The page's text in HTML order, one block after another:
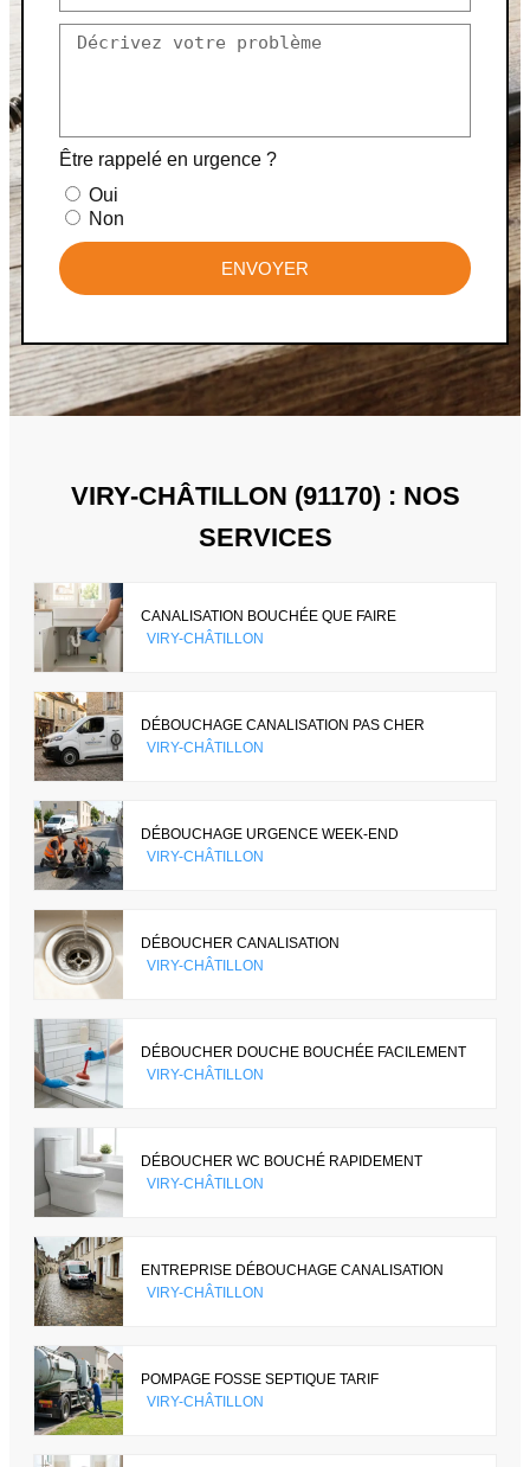
Être rappelé en urgence ?
Oui
Non
ENVOYER
VIRY-CHÂTILLON (91170) : NOS
SERVICES
CANALISATION BOUCHÉE QUE FAIRE
VIRY-CHÂTILLON
DÉBOUCHAGE CANALISATION PAS CHER
VIRY-CHÂTILLON
DÉBOUCHAGE URGENCE WEEK-END
VIRY-CHÂTILLON
DÉBOUCHER CANALISATION
VIRY-CHÂTILLON
DÉBOUCHER DOUCHE BOUCHÉE FACILEMENT
VIRY-CHÂTILLON
DÉBOUCHER WC BOUCHÉ RAPIDEMENT
VIRY-CHÂTILLON
ENTREPRISE DÉBOUCHAGE CANALISATION
VIRY-CHÂTILLON
POMPAGE FOSSE SEPTIQUE TARIF
VIRY-CHÂTILLON